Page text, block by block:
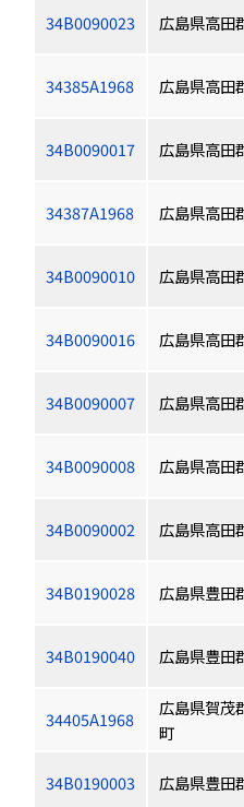
34B0090023 広島県高田
34385A1968 広島県高田
34B0090017 広島県高田
34387A1968 広島県高田
34B0090010 広島県高田
34B0090016 広島県高田
34B0090007 広島県高田
34B0090008 広島県高田
34B0090002 広島県高田
34B0190028 広島県豊田
34B0190040 広島県豊田
34405A1968
広島県賀茂
町
34B0190003 広島県豊田